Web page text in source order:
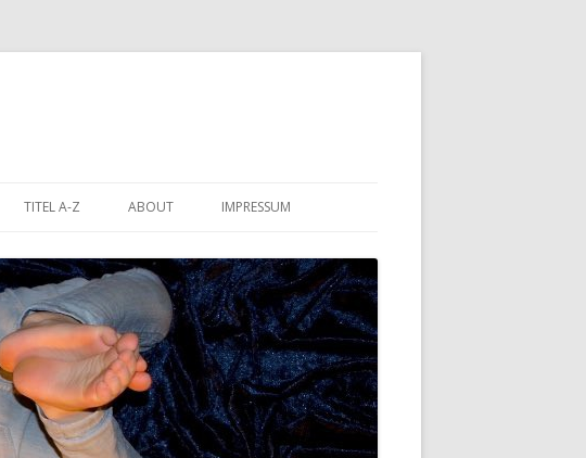
/ SPANNUNG
TITEL A-Z ABOUT IMPRESSUM
HAFTUNGSAUSSCHLUSS